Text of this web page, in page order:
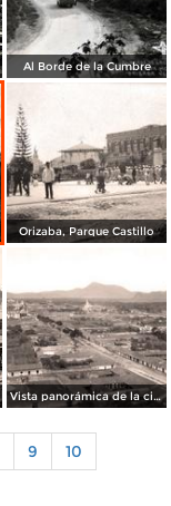
Al Borde de la Cumbre
Orizaba, Parque Castillo
Vista panorámica de la ciudad de Orizaba
9
10